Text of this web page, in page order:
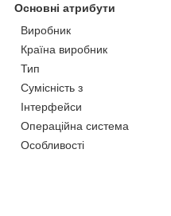
Основні атрибути
Виробник
Країна виробник
Тип
Сумісність з
Інтерфейси
Операційна система
Особливості